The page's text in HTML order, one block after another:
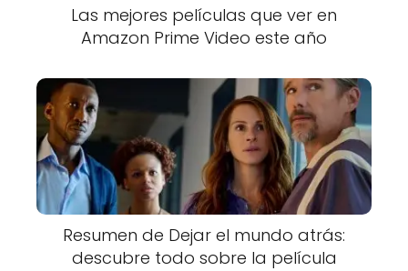
Las mejores películas que ver en
Amazon Prime Video este año
Resumen de Dejar el mundo atrás:
descubre todo sobre la película